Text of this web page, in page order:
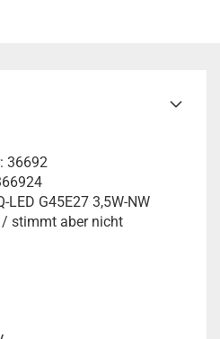
36692
LED G45E27 3,5W-NW
/ stimmt aber nicht